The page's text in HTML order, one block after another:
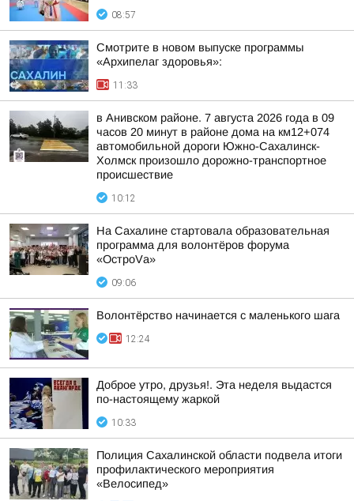
08:57
Смотрите в новом выпуске программы
«Архипелаг здоровья»:
11:33
в Анивском районе. 7 августа 2026 года в 09
часов 20 минут в районе дома на км12+074
автомобильной дороги Южно-Сахалинск-
Холмск произошло дорожно-транспортное
происшествие
10:12
На Сахалине стартовала образовательная
программа для волонтёров форума
«ОстроVа»
09:06
Волонтёрство начинается с маленького шага
12:24
Доброе утро, друзья!. Эта неделя выдастся
по-настоящему жаркой
10:33
Полиция Сахалинской области подвела итоги
профилактического мероприятия
«Велосипед»